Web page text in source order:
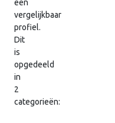
een
vergelijkbaar
profiel.
Dit
is
opgedeeld
in
2
categorieën: